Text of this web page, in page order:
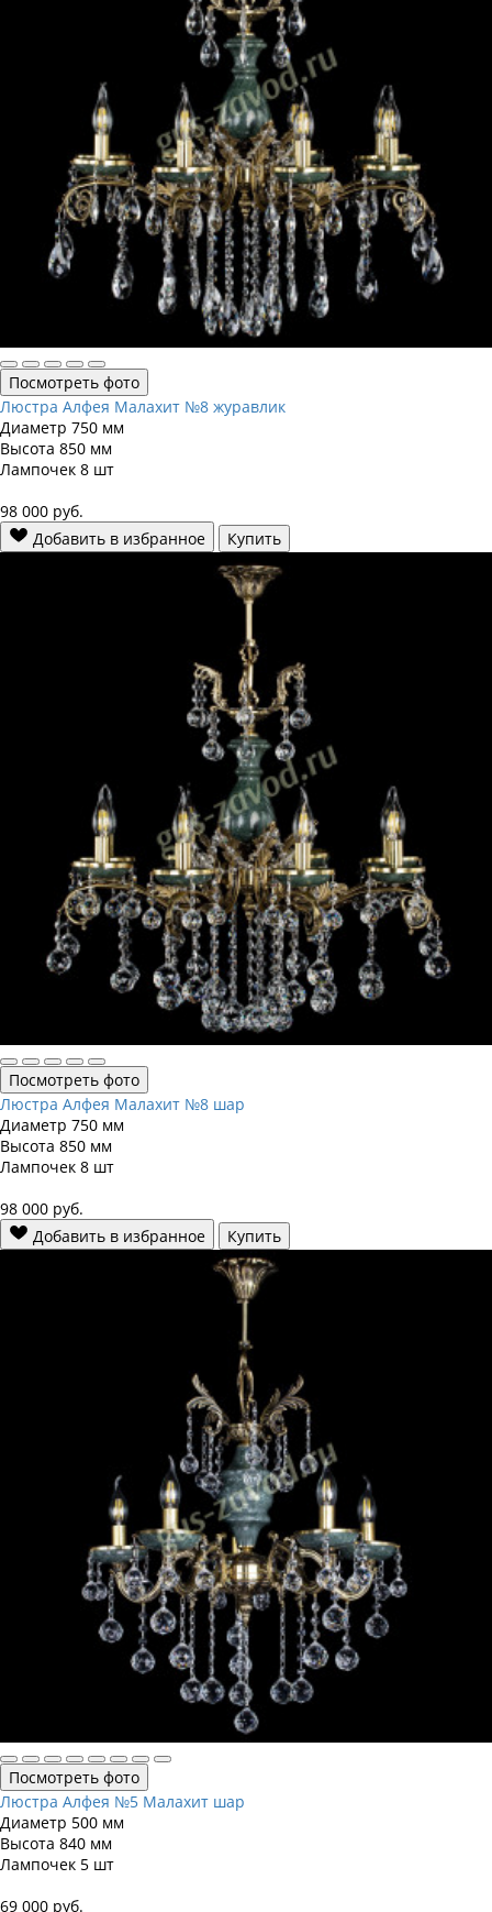
Посмотреть фото
Люстра Алфея Малахит №8 журавлик
Диаметр 750 мм
Высота 850 мм
Лампочек 8 шт
98 000 руб.
Добавить в избранное
Купить
Посмотреть фото
Люстра Алфея Малахит №8 шар
Диаметр 750 мм
Высота 850 мм
Лампочек 8 шт
98 000 руб.
Добавить в избранное
Купить
Посмотреть фото
Люстра Алфея №5 Малахит шар
Диаметр 500 мм
Высота 840 мм
Лампочек 5 шт
69 000 руб.